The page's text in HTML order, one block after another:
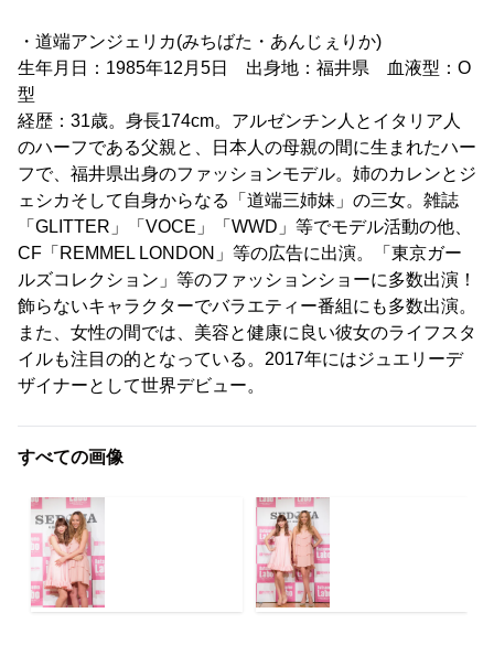
・道端アンジェリカ(みちばた・あんじぇりか)
生年月日：1985年12月5日 出身地：福井県 血液型：O
型
経歴：31歳。身長174cm。アルゼンチン人とイタリア人
のハーフである父親と、日本人の母親の間に生まれたハー
フで、福井県出身のファッションモデル。姉のカレンとジ
ェシカそして自身からなる「道端三姉妹」の三女。雑誌
「GLITTER」「VOCE」「WWD」等でモデル活動の他、
CF「REMMEL LONDON」等の広告に出演。「東京ガー
ルズコレクション」等のファッションショーに多数出演！
飾らないキャラクターでバラエティー番組にも多数出演。
また、女性の間では、美容と健康に良い彼女のライフスタ
イルも注目の的となっている。2017年にはジュエリーデ
ザイナーとして世界デビュー。
すべての画像